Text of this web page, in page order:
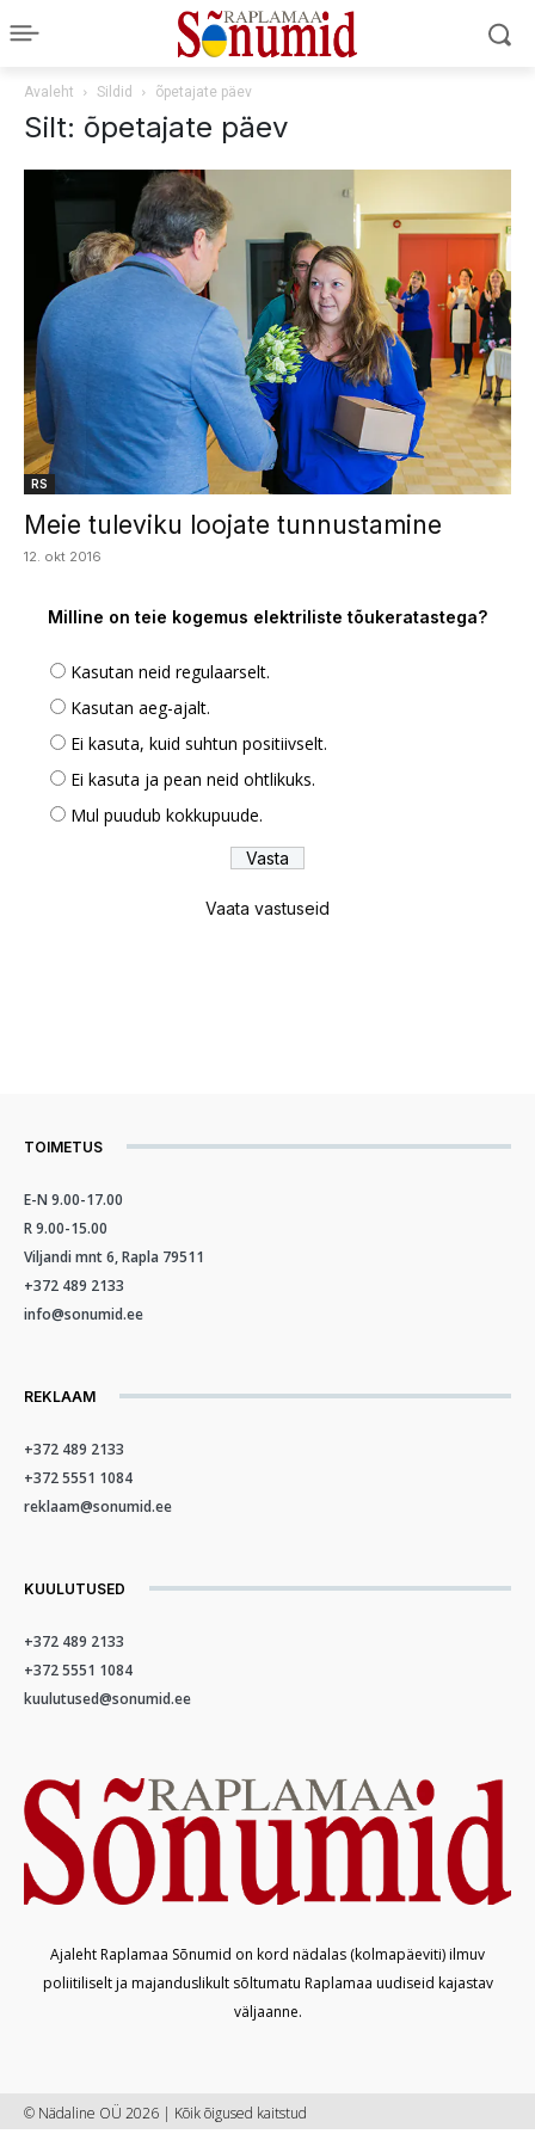
Avaleht Sildid õpetajate päev
Silt: õpetajate päev
RS
Meie tuleviku loojate tunnustamine
12. okt 2016
Milline on teie kogemus elektriliste tõukeratastega?
Kasutan neid regulaarselt.
Kasutan aeg-ajalt.
Ei kasuta, kuid suhtun positiivselt.
Ei kasuta ja pean neid ohtlikuks.
Mul puudub kokkupuude.
Vaata vastuseid
TOIMETUS
E-N 9.00-17.00
R 9.00-15.00
Viljandi mnt 6, Rapla 79511
+372 489 2133
info@sonumid.ee
REKLAAM
+372 489 2133
+372 5551 1084
reklaam@sonumid.ee
KUULUTUSED
+372 489 2133
+372 5551 1084
kuulutused@sonumid.ee
Ajaleht Raplamaa Sõnumid on kord nädalas (kolmapäeviti) ilmuv
poliitiliselt ja majanduslikult sõltumatu Raplamaa uudiseid kajastav
väljaanne.
© Nädaline OÜ 2026 | Kõik õigused kaitstud